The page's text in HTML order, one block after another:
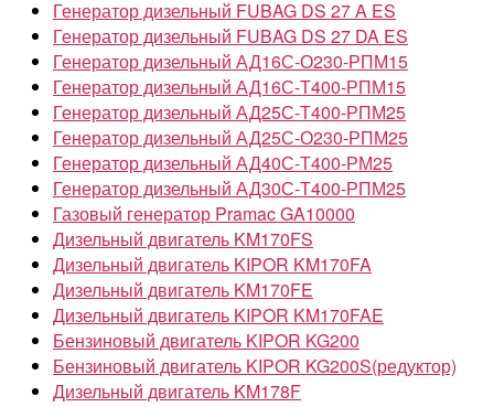
Генератор дизельный FUBAG DS 27 A ES
Генератор дизельный FUBAG DS 27 DA ES
Генератор дизельный АД16С-О230-РПМ15
Генератор дизельный АД16С-Т400-РПМ15
Генератор дизельный АД25С-Т400-РПМ25
Генератор дизельный АД25С-О230-РПМ25
Генератор дизельный АД40С-Т400-РМ25
Генератор дизельный АД30С-Т400-РПМ25
Газовый генератор Pramac GA10000
Дизельный двигатель KM170FS
Дизельный двигатель KIPOR KM170FA
Дизельный двигатель KM170FE
Дизельный двигатель KIPOR KM170FAE
Бензиновый двигатель KIPOR KG200
Бензиновый двигатель KIPOR KG200S(редуктор)
Дизельный двигатель KM178F